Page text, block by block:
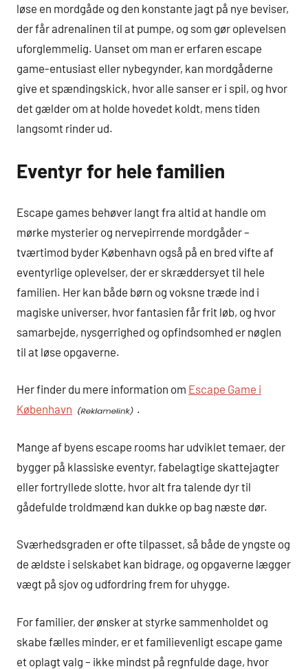
løse en mordgåde og den konstante jagt på nye beviser,
der får adrenalinen til at pumpe, og som gør oplevelsen
uforglemmelig. Uanset om man er erfaren escape
game-entusiast eller nybegynder, kan mordgåderne
give et spændingskick, hvor alle sanser er i spil, og hvor
det gælder om at holde hovedet koldt, mens tiden
langsomt rinder ud.
Eventyr for hele familien
Escape games behøver langt fra altid at handle om
mørke mysterier og nervepirrende mordgåder –
tværtimod byder København også på en bred vifte af
eventyrlige oplevelser, der er skræddersyet til hele
familien. Her kan både børn og voksne træde ind i
magiske universer, hvor fantasien får frit løb, og hvor
samarbejde, nysgerrighed og opfindsomhed er nøglen
til at løse opgaverne.
Her finder du mere information om Escape Game i
København
.
Mange af byens escape rooms har udviklet temaer, der
bygger på klassiske eventyr, fabelagtige skattejagter
eller fortryllede slotte, hvor alt fra talende dyr til
gådefulde troldmænd kan dukke op bag næste dør.
Sværhedsgraden er ofte tilpasset, så både de yngste og
de ældste i selskabet kan bidrage, og opgaverne lægger
vægt på sjov og udfordring frem for uhygge.
For familier, der ønsker at styrke sammenholdet og
skabe fælles minder, er et familievenligt escape game
et oplagt valg – ikke mindst på regnfulde dage, hvor